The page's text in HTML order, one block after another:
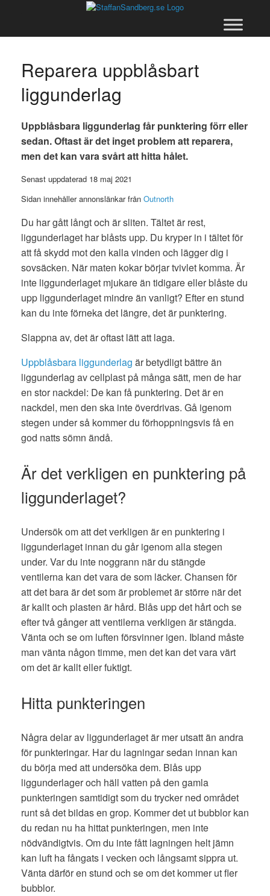
Reparera uppblåsbart
liggunderlag
Uppblåsbara liggunderlag får punktering förr eller
sedan. Oftast är det inget problem att reparera,
men det kan vara svårt att hitta hålet.
Senast uppdaterad 18 maj 2021
Sidan innehåller annonslänkar från Outnorth
Du har gått långt och är sliten. Tältet är rest,
liggunderlaget har blåsts upp. Du kryper in i tältet för
att få skydd mot den kalla vinden och lägger dig i
sovsäcken. När maten kokar börjar tvivlet komma. Är
inte liggunderlaget mjukare än tidigare eller blåste du
upp liggunderlaget mindre än vanligt? Efter en stund
kan du inte förneka det längre, det är punktering.
Slappna av, det är oftast lätt att laga.
Uppblåsbara liggunderlag är betydligt bättre än
liggunderlag av cellplast på många sätt, men de har
en stor nackdel: De kan få punktering. Det är en
nackdel, men den ska inte överdrivas. Gå igenom
stegen under så kommer du förhoppningsvis få en
god natts sömn ändå.
Är det verkligen en punktering på
liggunderlaget?
Undersök om att det verkligen är en punktering i
liggunderlaget innan du går igenom alla stegen
under. Var du inte noggrann när du stängde
ventilerna kan det vara de som läcker. Chansen för
att det bara är det som är problemet är större när det
är kallt och plasten är hård. Blås upp det hårt och se
efter två gånger att ventilerna verkligen är stängda.
Vänta och se om luften försvinner igen. Ibland måste
man vänta någon timme, men det kan det vara värt
om det är kallt eller fuktigt.
Hitta punkteringen
Några delar av liggunderlaget är mer utsatt än andra
för punkteringar. Har du lagningar sedan innan kan
du börja med att undersöka dem. Blås upp
liggunderlager och häll vatten på den gamla
punkteringen samtidigt som du trycker ned området
runt så det bildas en grop. Kommer det ut bubblor kan
du redan nu ha hittat punkteringen, men inte
nödvändigtvis. Om du inte fått lagningen helt jämn
kan luft ha fångats i vecken och långsamt sippra ut.
Vänta därför en stund och se om det kommer ut fler
bubblor.